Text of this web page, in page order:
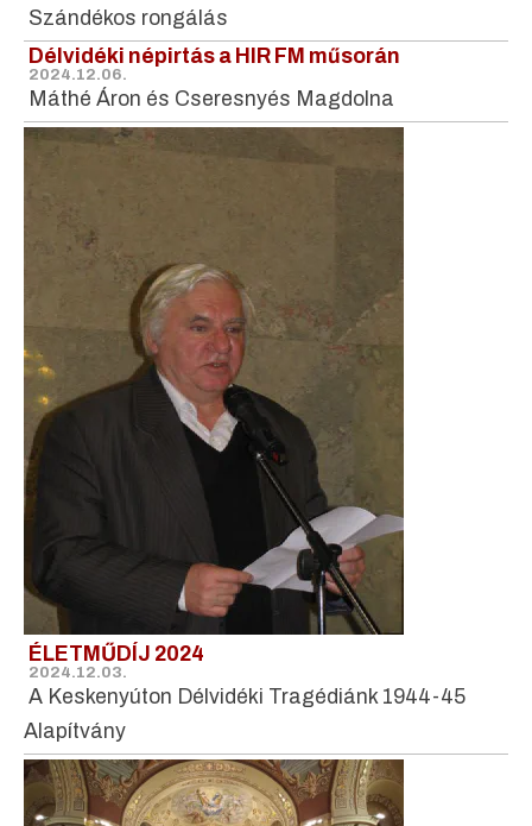
Szándékos rongálás
Délvidéki népirtás a HIR FM műsorán
2024.12.06.
Máthé Áron és Cseresnyés Magdolna
ÉLETMŰDÍJ 2024
2024.12.03.
A Keskenyúton Délvidéki Tragédiánk 1944-45
Alapítvány